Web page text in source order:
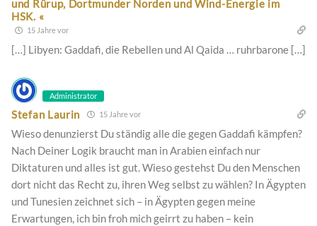
und Rürup, Dortmunder Norden und Wind-Energie im
HSK. «
15 Jahre vor
[…] Libyen: Gaddafi, die Rebellen und Al Qaida … ruhrbarone […]
Administrator
Stefan Laurin 15 Jahre vor
Wieso denunzierst Du ständig alle die gegen Gaddafi kämpfen?
Nach Deiner Logik braucht man in Arabien einfach nur
Diktaturen und alles ist gut. Wieso gestehst Du den Menschen
dort nicht das Recht zu, ihren Weg selbst zu wählen? In Ägypten
und Tunesien zeichnet sich – in Ägypten gegen meine
Erwartungen, ich bin froh mich geirrt zu haben – kein